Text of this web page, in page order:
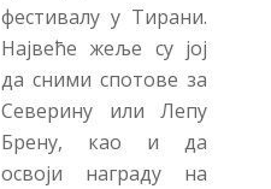
фестивалу у Тирани.
Највеће жеље су јој
да сними спотове за
Северину или Лепу
Брену, као и да
освоји награду на